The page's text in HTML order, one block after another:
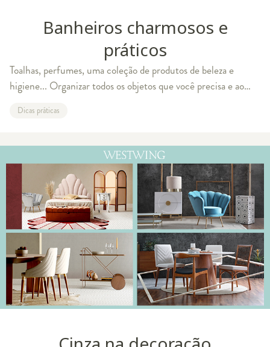
Banheiros charmosos e
práticos
Toalhas, perfumes, uma coleção de produtos de beleza e
higiene... Organizar todos os objetos que você precisa e ao
tanto. Pensando nisso, decidim
Dicas práticas